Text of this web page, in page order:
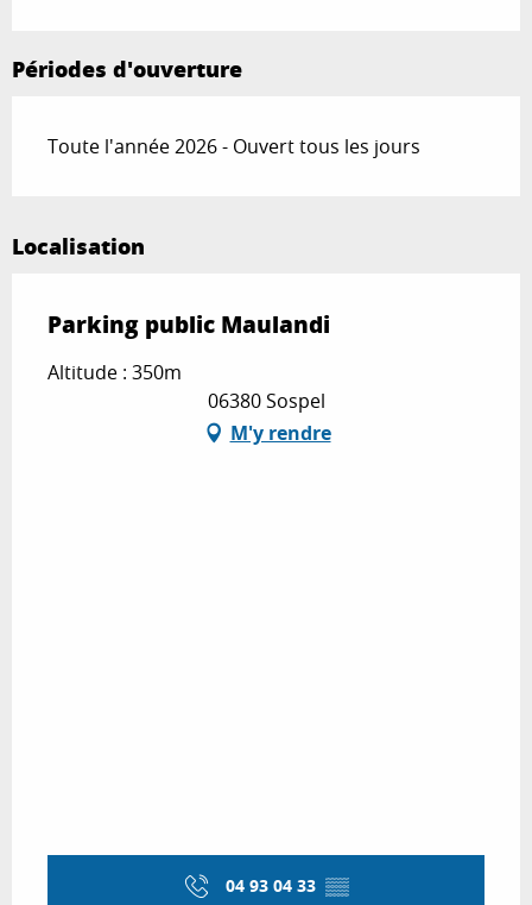
Périodes d'ouverture
Toute l'année 2026 - Ouvert tous les jours
Localisation
Parking public Maulandi
Altitude : 350m
06380 Sospel
M'y rendre
04 93 04 33 ▒▒